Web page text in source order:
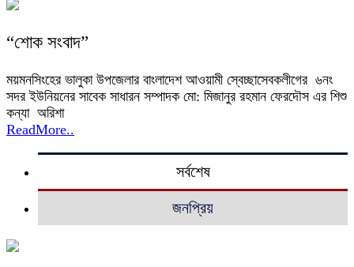
“শোক সংবাদ”
ময়মনসিংহের ভালুকা উপজেলার বাংলাদেশ আওয়ামী স্বেচ্ছাসেবকলীগের ৬নং
সদর ইউনিয়নের সাবেক সাধারন সম্পাদক মো: মিজানুর রহমান ফেরদৌস এর শিশু
কন্যা অরিশা
ReadMore..
সর্বশেষ
জনপ্রিয়